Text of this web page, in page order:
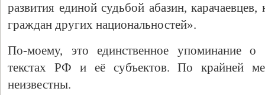
развития единой судьбой абазин,
граждан других национальностей».
По-моему, это единственное упоминание о
текстах РФ и её субъектов. По крайней
неизвестны.